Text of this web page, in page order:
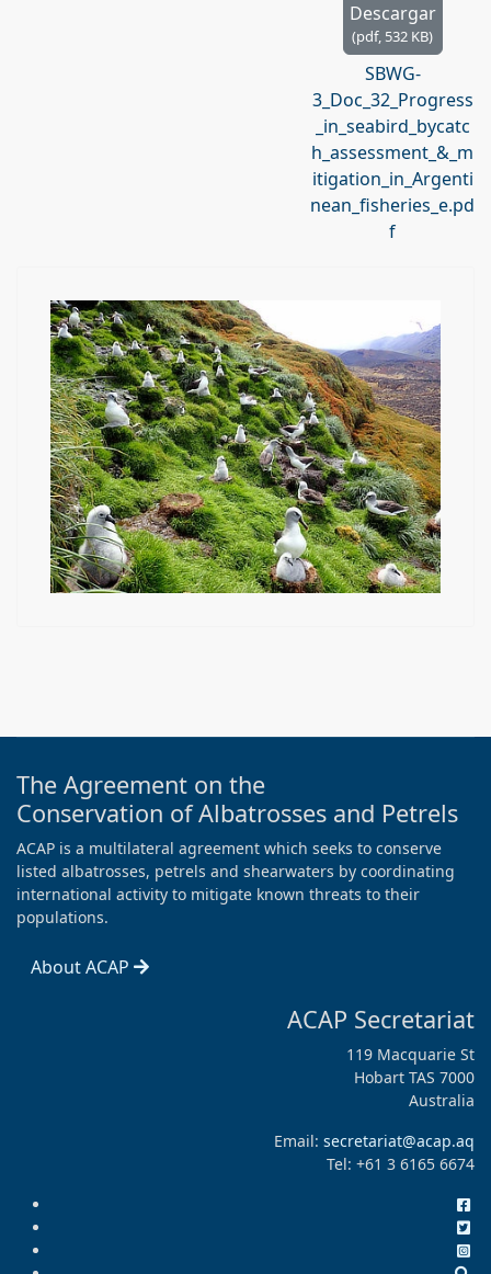
Descargar
(pdf, 532 KB)
SBWG-
3_Doc_32_Progress
_in_seabird_bycatc
h_assessment_&_m
itigation_in_Argenti
nean_fisheries_e.pd
f
The Agreement on the
Conservation of Albatrosses and Petrels
ACAP is a multilateral agreement which seeks to conserve
listed albatrosses, petrels and shearwaters by coordinating
international activity to mitigate known threats to their
populations.
About ACAP
ACAP Secretariat
119 Macquarie St
Hobart TAS 7000
Australia
Email: secretariat@acap.aq
Tel: +61 3 6165 6674